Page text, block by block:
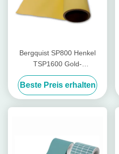
Bergquist SP800 Henkel
TSP1600 Gold-
Wärmedämmstoff aus
Siliziumfolie
Beste Preis erhalten